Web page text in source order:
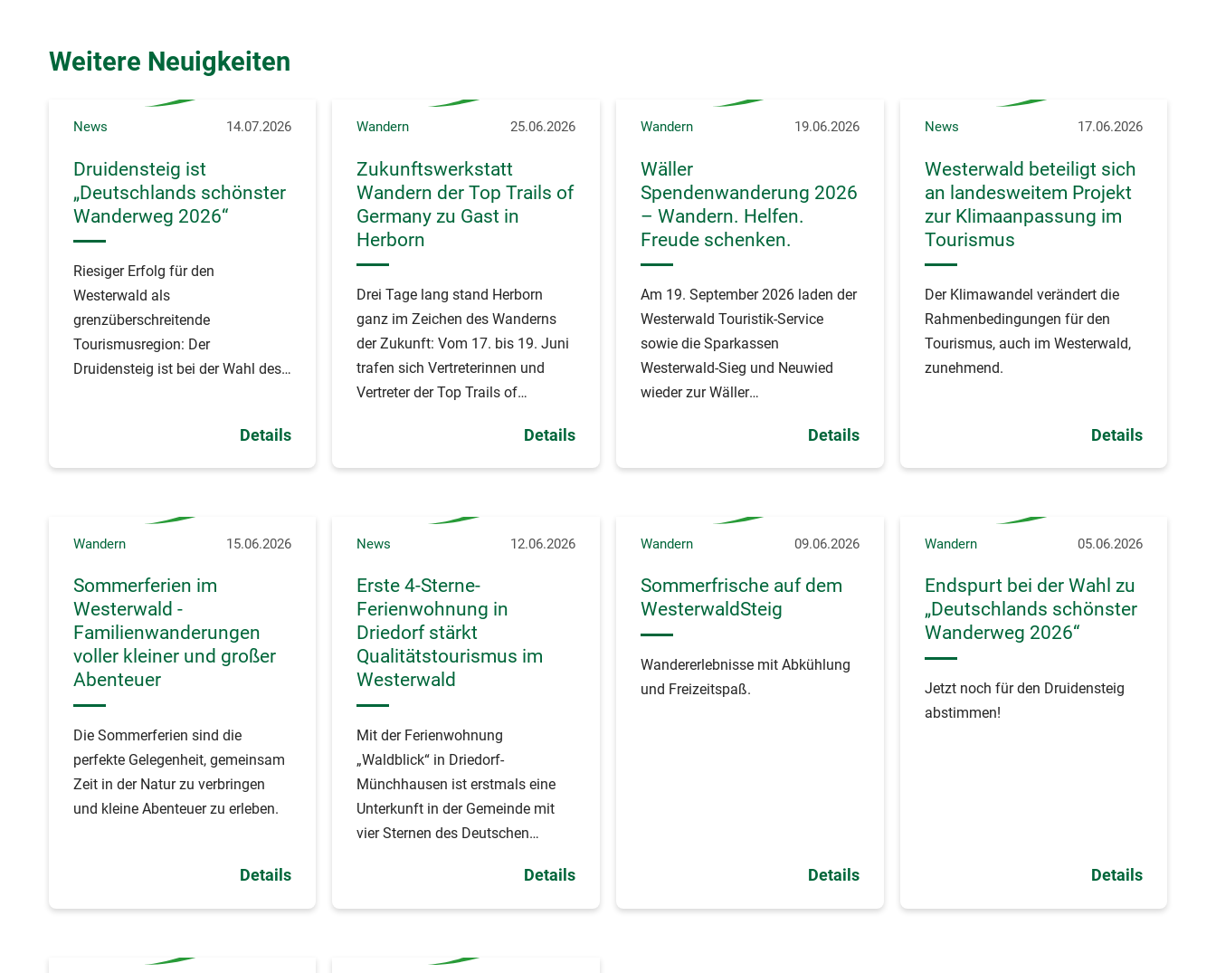
Weitere Neuigkeiten
News 14.07.2026
Druidensteig ist
„Deutschlands schönster
Wanderweg 2026“
Riesiger Erfolg für den
Westerwald als
grenzüberschreitende
Tourismusregion: Der
Druidensteig ist bei der Wahl des
Wanderweg 2026“ auf den 1.
Platz gewählt worden.
Details
Wandern 25.06.2026
Zukunftswerkstatt
Wandern der Top Trails of
Germany zu Gast in
Herborn
Drei Tage lang stand Herborn
ganz im Zeichen des Wanderns
der Zukunft: Vom 17. bis 19. Juni
trafen sich Vertreterinnen und
Vertreter der Top Trails of
Zukunftswerkstatt Wandern.Details
Wandern 19.06.2026
Wäller
Spendenwanderung 2026
– Wandern. Helfen.
Freude schenken.
Am 19. September 2026 laden der
Westerwald Touristik-Service
sowie die Sparkassen
Westerwald-Sieg und Neuwied
wieder zur Wäller
Details
News 17.06.2026
Westerwald beteiligt sich
an landesweitem Projekt
zur Klimaanpassung im
Tourismus
Der Klimawandel verändert die
Rahmenbedingungen für den
Tourismus, auch im Westerwald,
zunehmend.
Details
Wandern 15.06.2026
Sommerferien im
Westerwald -
Familienwanderungen
voller kleiner und großer
Abenteuer
Die Sommerferien sind die
perfekte Gelegenheit, gemeinsam
Zeit in der Natur zu verbringen
und kleine Abenteuer zu erleben.
Details
News 12.06.2026
Erste 4-Sterne-
Ferienwohnung in
Driedorf stärkt
Qualitätstourismus im
Westerwald
Mit der Ferienwohnung
„Waldblick“ in Driedorf-
Münchhausen ist erstmals eine
Unterkunft in der Gemeinde mit
vier Sternen des Deutschen
Details
Wandern 09.06.2026
Sommerfrische auf dem
WesterwaldSteig
Wandererlebnisse mit Abkühlung
und Freizeitspaß.
Details
Wandern 05.06.2026
Endspurt bei der Wahl zu
„Deutschlands schönster
Wanderweg 2026“
Jetzt noch für den Druidensteig
abstimmen!
Details